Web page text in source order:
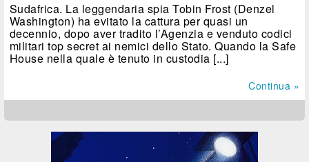
Sudafrica. La leggendaria spia Tobin Frost (Denzel
Washington) ha evitato la cattura per quasi un
decennio, dopo aver tradito l’Agenzia e venduto codici
militari top secret ai nemici dello Stato. Quando la Safe
House nella quale è tenuto in custodia [...]
Continua »